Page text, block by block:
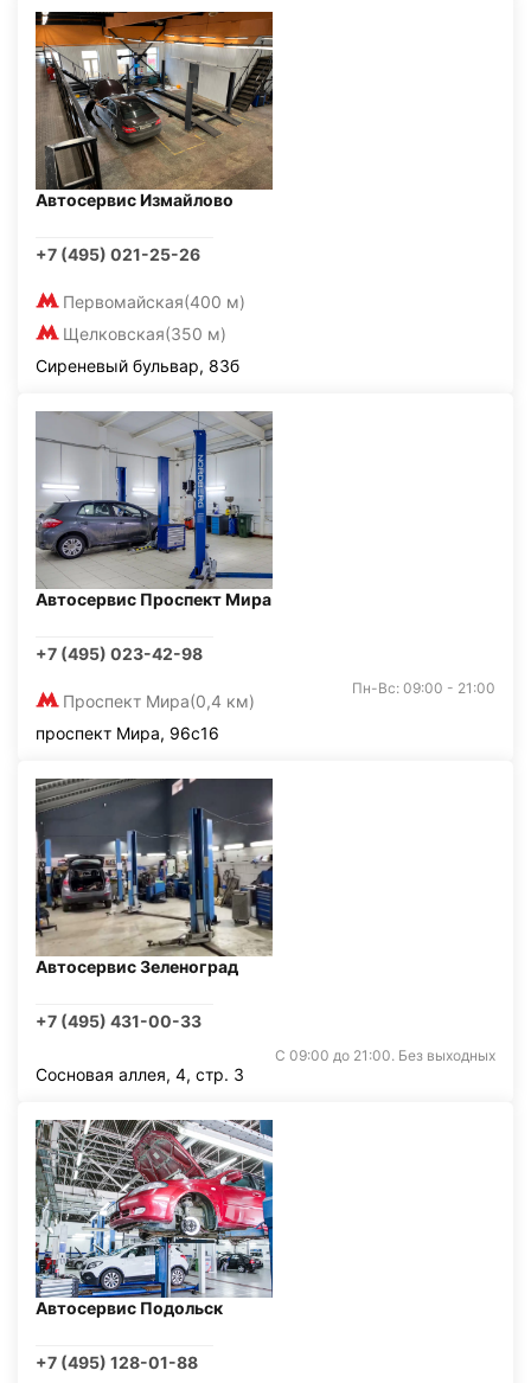
Автосервис Измайлово
+7 (495) 021-25-26
Первомайская(400 м)
Щелковская(350 м)
Сиреневый бульвар, 83б
Автосервис Проспект Мира
+7 (495) 023-42-98
Проспект Мира(0,4 км)
Пн-Вс: 09:00 - 21:00
проспект Мира, 96с16
Автосервис Зеленоград
+7 (495) 431-00-33
С 09:00 до 21:00. Без выходных
Сосновая аллея, 4, стр. 3
Автосервис Подольск
+7 (495) 128-01-88